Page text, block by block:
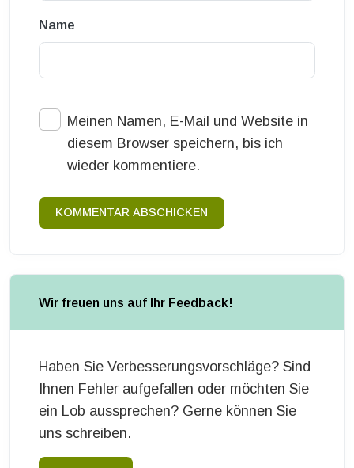
Name
Meinen Namen, E-Mail und Website in
diesem Browser speichern, bis ich
wieder kommentiere.
KOMMENTAR ABSCHICKEN
Wir freuen uns auf Ihr Feedback!
Haben Sie Verbesserungsvorschläge? Sind
Ihnen Fehler aufgefallen oder möchten Sie
ein Lob aussprechen? Gerne können Sie
uns schreiben.